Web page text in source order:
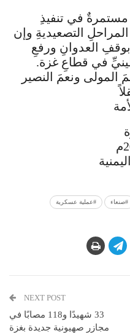
مستمرةٌ في تنفيذِ
التصعيديةِ وإن
العدوانِ ورفعِ
في قطاعِ غزة.
المولى ونعمَ النصير
#عملية عسكرية
NEXT POST
33 شهيدًا و118 مصابًا في
مجازر صهيونية جديدة بغزة